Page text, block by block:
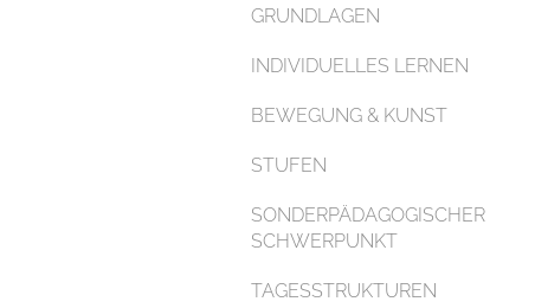
GRUNDLAGEN
INDIVIDUELLES LERNEN
BEWEGUNG & KUNST
STUFEN
SONDERPÄDAGOGISCHER
SCHWERPUNKT
TAGESSTRUKTUREN